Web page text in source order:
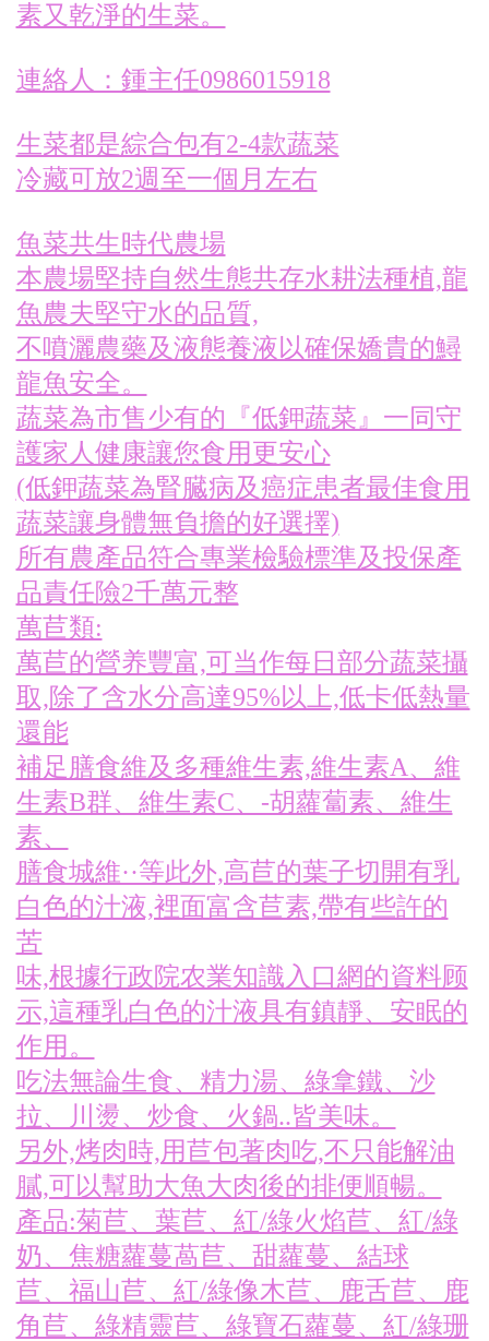
素又乾淨的生菜。
連絡人：鍾主任0986015918
生菜都是綜合包有2-4款蔬菜
冷藏可放2週至一個月左右
魚菜共生時代農場
本農場堅持自然生態共存水耕法種植,龍
魚農夫堅守水的品質,
不噴灑農藥及液態養液以確保嬌貴的鱘
龍魚安全。
蔬菜為市售少有的『低鉀蔬菜』一同守
護家人健康讓您食用更安心
(低鉀蔬菜為腎臓病及癌症患者最佳食用
蔬菜讓身體無負擔的好選擇)
所有農產品符合專業檢驗標準及投保產
品責任險2千萬元整
萬苣類:
萬苣的營养豐富,可当作每日部分蔬菜攝
取,除了含水分高達95%以上,低卡低熱量
還能
補足膳食維及多種維生素,維生素A、維
生素B群、維生素C、-胡蘿蔔素、維生
素、
膳食城維··等此外,高苣的葉子切開有乳
白色的汁液,裡面富含苣素,帶有些許的
苦
味,根據行政院农業知識入口網的資料顾
示,這種乳白色的汁液具有鎮靜、安眠的
作用。
吃法無論生食、精力湯、綠拿鐵、沙
拉、川燙、炒食、火鍋..皆美味。
另外,烤肉時,用苣包著肉吃,不只能解油
膩,可以幫助大魚大肉後的排便順暢。
產品:菊苣、葉苣、紅/綠火焰苣、紅/綠
奶、焦糖蘿蔓萵苣、甜蘿蔓、結球
苣、福山苣、紅/綠像木苣、鹿舌苣、鹿
角苣、綠精靈苣、綠寶石蘿蔓、紅/綠珊